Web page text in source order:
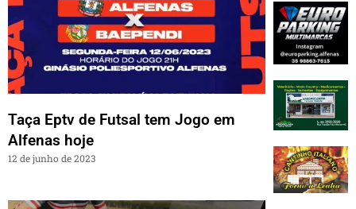
Taça Eptv de Futsal tem Jogo em
Alfenas hoje
12 de junho de 2023